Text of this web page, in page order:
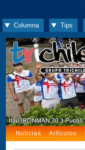
Columna Tips
Noticias Artículos